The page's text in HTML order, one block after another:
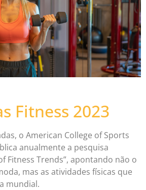
Fitness 2023
o American College of Sports
anualmente a pesquisa
Fitness Trends”, apontando não o
mas as atividades físicas que
mundial.